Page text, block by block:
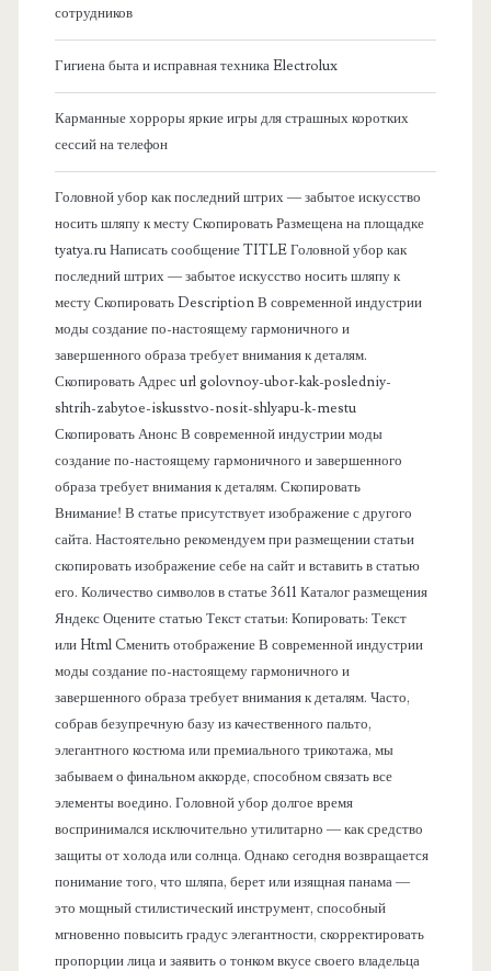
сотрудников
Гигиена быта и исправная техника Electrolux
Карманные хорроры яркие игры для страшных коротких
сессий на телефон
Головной убор как последний штрих — забытое искусство
носить шляпу к месту Скопировать Размещена на площадке
tyatya.ru Написать сообщение TITLE Головной убор как
последний штрих — забытое искусство носить шляпу к
месту Скопировать Description В современной индустрии
моды создание по-настоящему гармоничного и
завершенного образа требует внимания к деталям.
Скопировать Адрес url golovnoy-ubor-kak-posledniy-
shtrih-zabytoe-iskusstvo-nosit-shlyapu-k-mestu
Скопировать Анонс В современной индустрии моды
создание по-настоящему гармоничного и завершенного
образа требует внимания к деталям. Скопировать
Внимание! В статье присутствует изображение с другого
сайта. Настоятельно рекомендуем при размещении статьи
скопировать изображение себе на сайт и вставить в статью
его. Количество символов в статье 3611 Каталог размещения
Яндекс Оцените статью Текст статьи: Копировать: Текст
или Html Cменить отображение В современной индустрии
моды создание по-настоящему гармоничного и
завершенного образа требует внимания к деталям. Часто,
собрав безупречную базу из качественного пальто,
элегантного костюма или премиального трикотажа, мы
забываем о финальном аккорде, способном связать все
элементы воедино. Головной убор долгое время
воспринимался исключительно утилитарно — как средство
защиты от холода или солнца. Однако сегодня возвращается
понимание того, что шляпа, берет или изящная панама —
это мощный стилистический инструмент, способный
мгновенно повысить градус элегантности, скорректировать
пропорции лица и заявить о тонком вкусе своего владельца